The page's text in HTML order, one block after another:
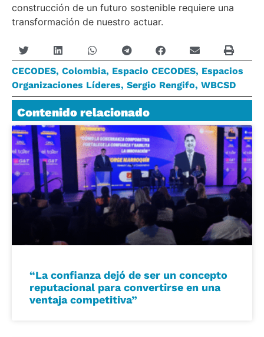
construcción de un futuro sostenible requiere una
transformación de nuestro actuar.
CECODES, Colombia, Espacio CECODES, Espacios
Organizaciones Líderes, Sergio Rengifo, WBCSD
Contenido relacionado
“La confianza dejó de ser un concepto
reputacional para convertirse en una
ventaja competitiva”